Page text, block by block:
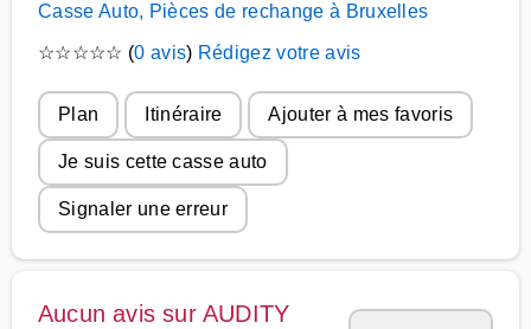
Casse Auto, Pièces de rechange à Bruxelles
☆☆☆☆☆ (0 avis) Rédigez votre avis
Plan Itinéraire Ajouter à mes favoris
Je suis cette casse auto
Signaler une erreur
Aucun avis sur AUDITY